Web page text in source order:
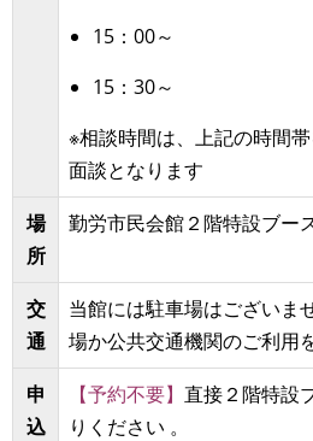
15：00～
15：30～
※相談時間は、上記の時間
面談となります
場
所
勤労市民会館２階特設ブー
交
通
当館には駐車場はございま
場か公共交通機関のご利用
申
込
【予約不要】 直接２階特設
りください 。